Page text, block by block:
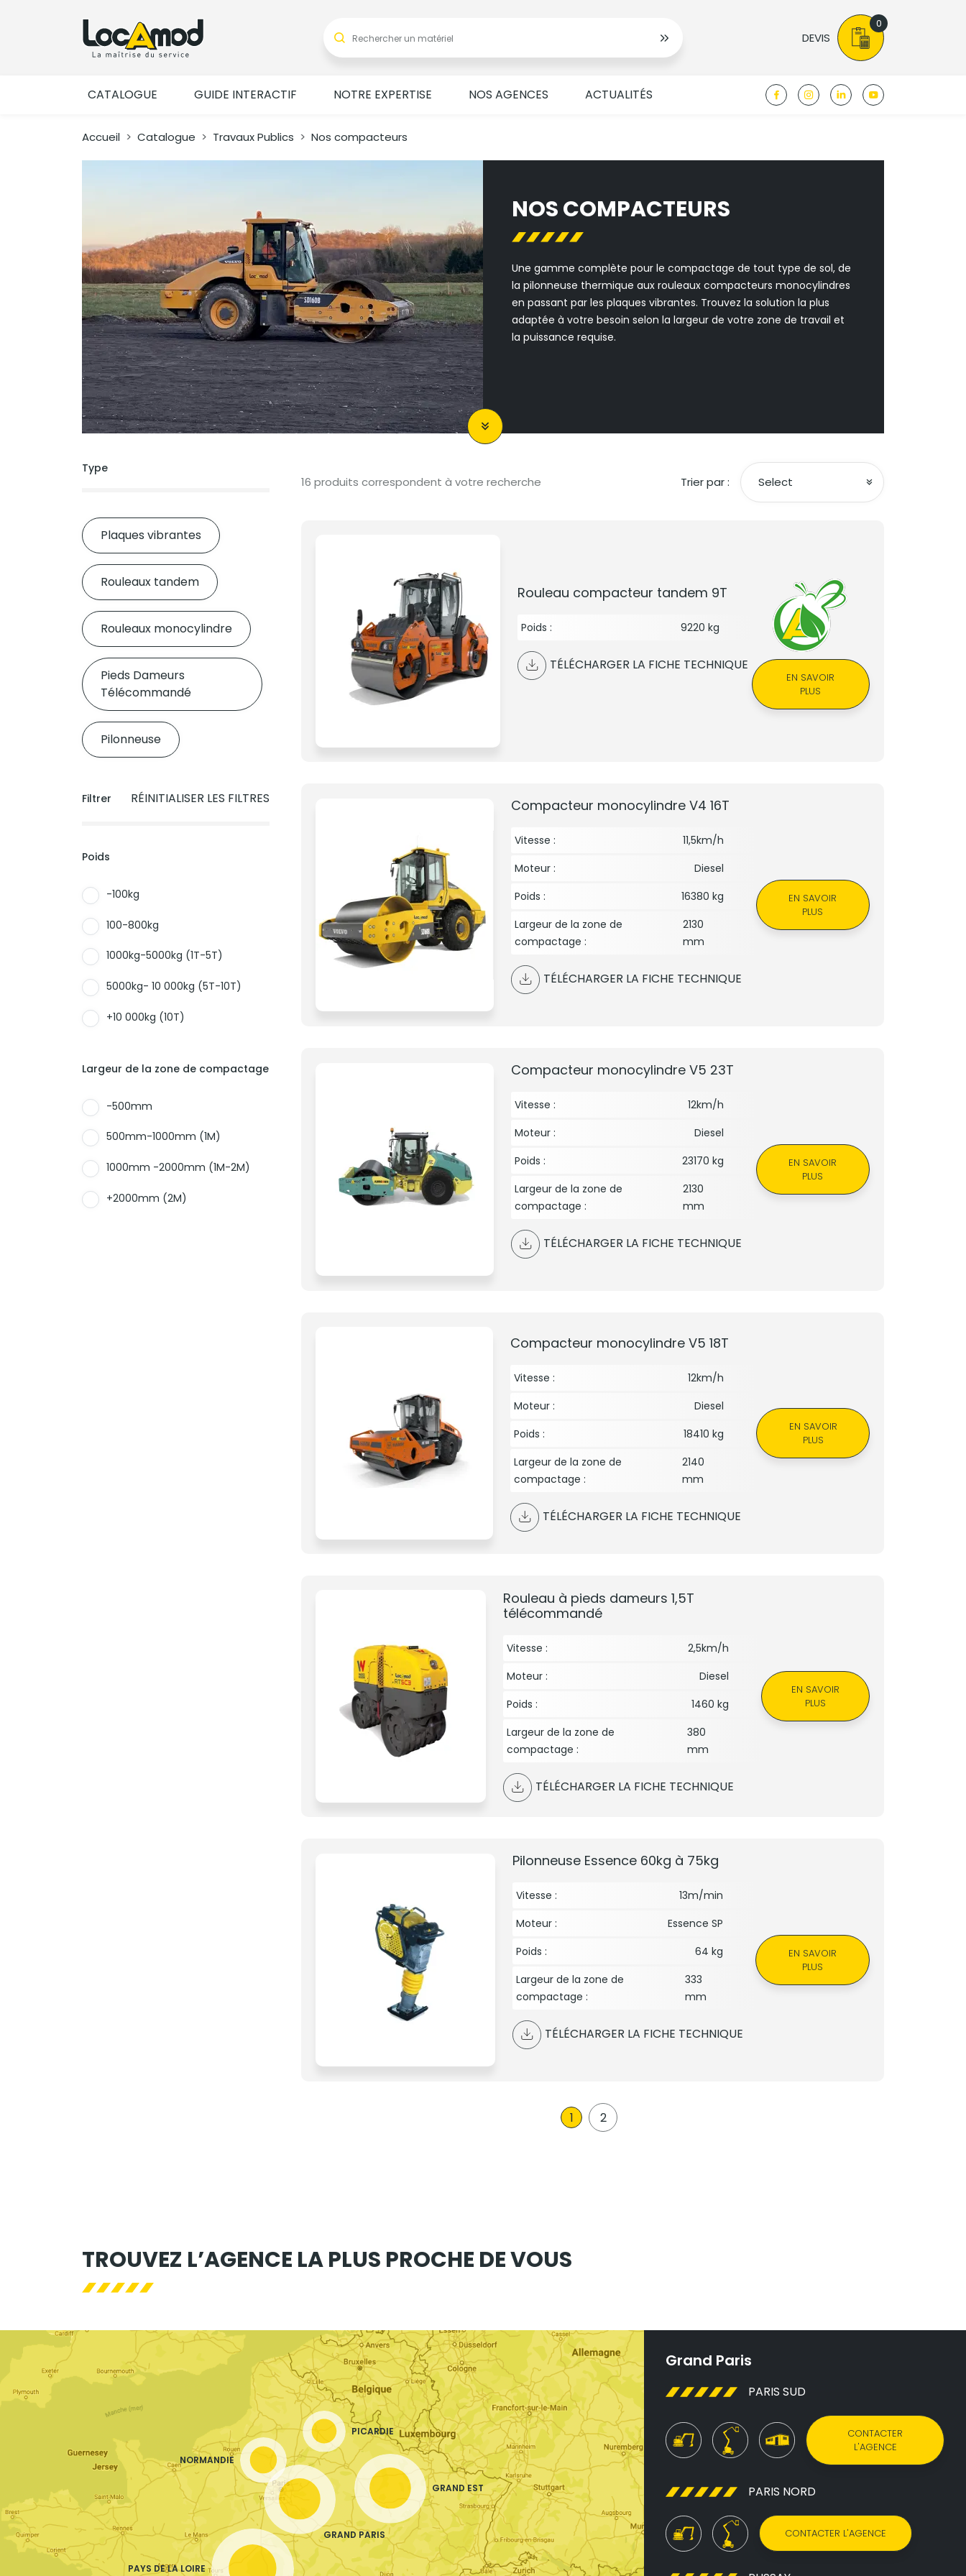
DEVIS
0
CATALOGUE GUIDE INTERACTIF NOTRE EXPERTISE NOS AGENCES ACTUALITÉS
Accueil Catalogue Travaux Publics Nos compacteurs
NOS COMPACTEURS
Une gamme complète pour le compactage de tout type de sol, de
la pilonneuse thermique aux rouleaux compacteurs monocylindres
en passant par les plaques vibrantes. Trouvez la solution la plus
adaptée à votre besoin selon la largeur de votre zone de travail et
la puissance requise.
Type
Plaques vibrantes
Rouleaux tandem
Rouleaux monocylindre
Pieds Dameurs
Télécommandé
Pilonneuse
Filtrer RÉINITIALISER LES FILTRES
Poids
-100kg
100-800kg
1000kg-5000kg (1T-5T)
5000kg- 10 000kg (5T-10T)
+10 000kg (10T)
Largeur de la zone de compactage
-500mm
500mm-1000mm (1M)
1000mm -2000mm (1M-2M)
+2000mm (2M)
16 produits correspondent à votre recherche Trier par : Select
Rouleau compacteur tandem 9T
Poids : 9220 kg
TÉLÉCHARGER LA FICHE TECHNIQUE
EN SAVOIR
PLUS
Compacteur monocylindre V4 16T
Vitesse :
11,5km/h
Moteur :
Diesel
Poids :
16380 kg
Largeur de la zone de
compactage :
2130
mm
TÉLÉCHARGER LA FICHE TECHNIQUE
EN SAVOIR
PLUS
Compacteur monocylindre V5 23T
Vitesse :
12km/h
Moteur :
Diesel
Poids :
23170 kg
Largeur de la zone de
compactage :
2130
mm
TÉLÉCHARGER LA FICHE TECHNIQUE
EN SAVOIR
PLUS
Compacteur monocylindre V5 18T
Vitesse :
12km/h
Moteur :
Diesel
Poids :
18410 kg
Largeur de la zone de
compactage :
2140
mm
TÉLÉCHARGER LA FICHE TECHNIQUE
EN SAVOIR
PLUS
Rouleau à pieds dameurs 1,5T
télécommandé
Vitesse :
2,5km/h
Moteur :
Diesel
Poids :
1460 kg
Largeur de la zone de
compactage :
380
mm
TÉLÉCHARGER LA FICHE TECHNIQUE
EN SAVOIR
PLUS
Pilonneuse Essence 60kg à 75kg
Vitesse :
13m/min
Moteur :
Essence SP
Poids :
64 kg
Largeur de la zone de
compactage :
333
mm
TÉLÉCHARGER LA FICHE TECHNIQUE
EN SAVOIR
PLUS
1 2
TROUVEZ L’AGENCE LA PLUS PROCHE DE VOUS
GRAND PARIS
PICARDIE
NORMANDIE
PAYS DE LA LOIRE
GRAND EST
Grand Paris
PARIS SUD
CONTACTER
L'AGENCE
PARIS NORD
CONTACTER L'AGENCE